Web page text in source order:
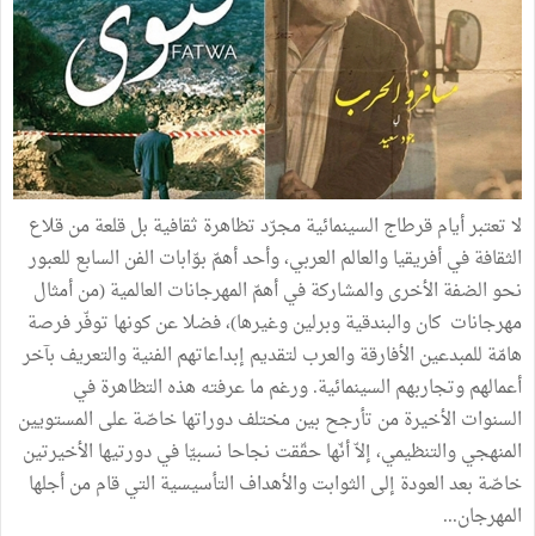
لا تعتبر أيام قرطاج السينمائية مجرّد تظاهرة ثقافية بل قلعة من قلاع
الثقافة في أفريقيا والعالم العربي، وأحد أهمّ بوّابات الفن السابع للعبور
نحو الضفة الأخرى والمشاركة في أهمّ المهرجانات العالمية (من أمثال
مهرجانات كان والبندقية وبرلين وغيرها)، فضلا عن كونها توفّر فرصة
هامّة للمبدعين الأفارقة والعرب لتقديم إبداعاتهم الفنية والتعريف بآخر
أعمالهم وتجاربهم السينمائية. ورغم ما عرفته هذه التظاهرة في
السنوات الأخيرة من تأرجح بين مختلف دوراتها خاصّة على المستويين
المنهجي والتنظيمي، إلاّ أنّها حقّقت نجاحا نسبيّا في دورتيها الأخيرتين
خاصّة بعد العودة إلى الثوابت والأهداف التأسيسية التي قام من أجلها
المهرجان...